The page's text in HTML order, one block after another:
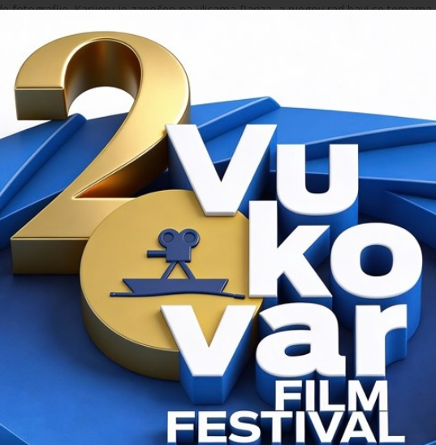
fotografije. Karijeru je započeo na ulicama Pariza, a njegov rad bavi se temama
21:30h
adi, Kinu Borovo u Borovom naselju ulaz je slobodan. Ulaznice za Terasu agencije za vodne
tijekom trajanja festivala. Cijena je 15 HRK. Više informacija oulaznicama
ZEMLJA: JEDAN ČUDESAN DAN
SLJEDEĆI FILM